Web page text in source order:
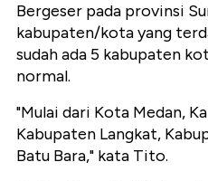
Bergeser pada provinsi
kabupaten/kota yang
sudah ada 5 kabupaten
normal.
"Mulai dari Kota Medan,
Kabupaten Langkat,
Batu Bara," kata Tito.